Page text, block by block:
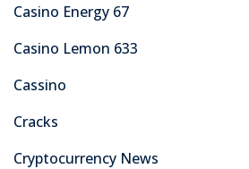
Casino Energy 67
Casino Lemon 633
Cassino
Cracks
Cryptocurrency News